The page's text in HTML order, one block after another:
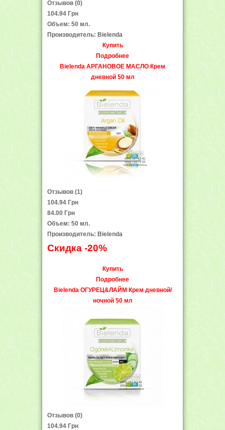
Отзывов (0)
104.94 Грн
Объем: 50 мл.
Производитель: Bielenda
Купить
Подробнее
Bielenda АРГАНОВОЕ МАСЛО Крем
дневной 50 мл
Отзывов (1)
104.94 Грн
84.00 Грн
Объем: 50 мл.
Производитель: Bielenda
Скидка -20%
Купить
Подробнее
Bielenda ОГУРЕЦ&ЛАЙМ Крем дневной/
ночной 50 мл
Отзывов (0)
104.94 Грн